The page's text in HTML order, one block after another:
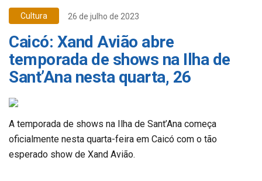
Cultura 26 de julho de 2023
Caicó: Xand Avião abre
temporada de shows na Ilha de
Sant’Ana nesta quarta, 26
A temporada de shows na Ilha de Sant’Ana começa
oficialmente nesta quarta-feira em Caicó com o tão
esperado show de Xand Avião.